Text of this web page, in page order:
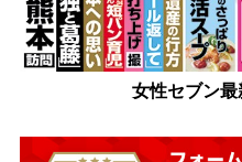
女性セブン